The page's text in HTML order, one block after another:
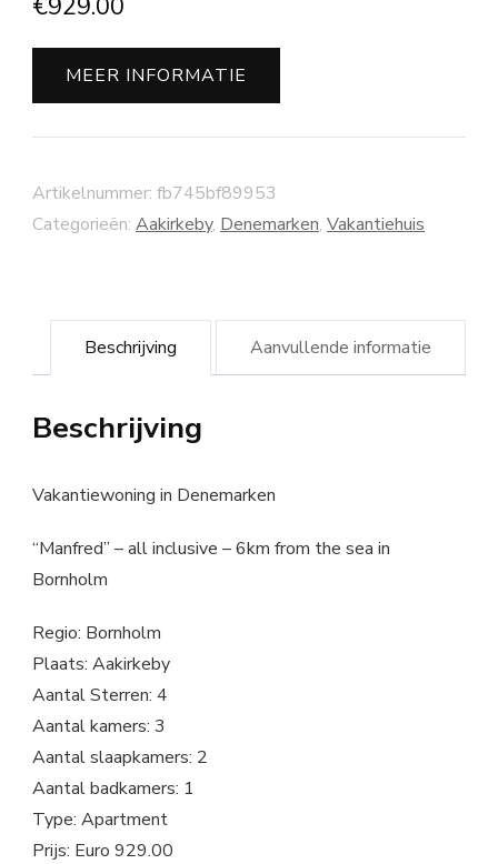
MEER INFORMATIE
Artikelnummer: fb745bf89953
Categorieën: Aakirkeby, Denemarken, Vakantiehuis
Beschrijving Aanvullende informatie
Beschrijving
Vakantiewoning in Denemarken
“Manfred” – all inclusive – 6km from the sea in
Bornholm
Regio: Bornholm
Plaats: Aakirkeby
Aantal Sterren: 4
Aantal kamers: 3
Aantal slaapkamers: 2
Aantal badkamers: 1
Type: Apartment
Prijs: Euro 929.00